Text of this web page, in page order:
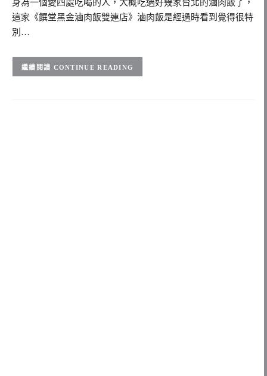
身為一個愛四處吃喝的人，大概吃過好幾家台北的滷肉飯了，
這家《饌堂黑金滷肉飯雙連店》滷肉飯是經過時看到覺得很特
別…
CONTINUE READING